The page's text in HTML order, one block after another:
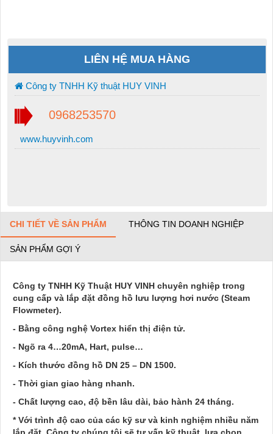
LIÊN HỆ MUA HÀNG
Công ty TNHH Kỹ thuật HUY VINH
0968253570
www.huyvinh.com
CHI TIẾT VỀ SẢN PHẨM THÔNG TIN DOANH NGHIỆP
SẢN PHẨM GỢI Ý
Công ty TNHH Kỹ Thuật HUY VINH chuyên nghiệp trong
cung cấp và lắp đặt đồng hồ lưu lượng hơi nước (Steam
Flowmeter).
- Bằng công nghệ Vortex hiển thị điện tử.
- Ngõ ra 4…20mA, Hart, pulse…
- Kích thước đồng hồ DN 25 – DN 1500.
- Thời gian giao hàng nhanh.
- Chất lượng cao, độ bền lâu dài, bảo hành 24 tháng.
* Với trình độ cao của các kỹ sư và kinh nghiệm nhiều năm
lắp đặt. Công ty chúng tôi sẽ tư vấn kỹ thuật, lựa chọn